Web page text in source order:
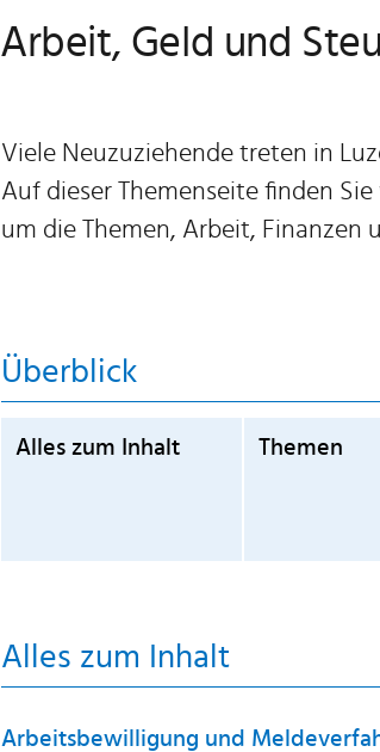
Arbeit, Geld und
Viele Neuzuziehende treten in
Auf dieser Themenseite finden
um die Themen, Arbeit, Finanzen
Überblick
Alles zum Inhalt Themen
Alles zum Inhalt
Arbeitsbewilligung und